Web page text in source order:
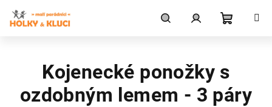
obsah
košík
Kojenecké ponožky s
ozdobným lemem - 3 páry